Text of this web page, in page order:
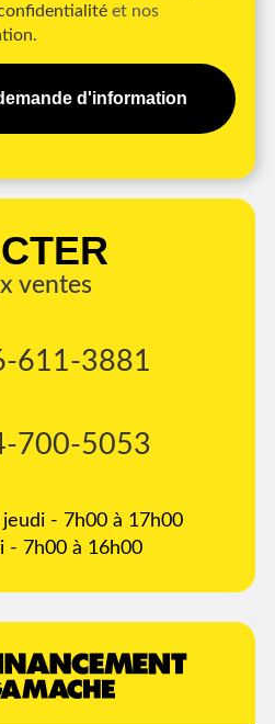
et nos
d'information
ventes
611-3881
700-5053
jeudi - 7h00 à 17h00
- 7h00 à 16h00